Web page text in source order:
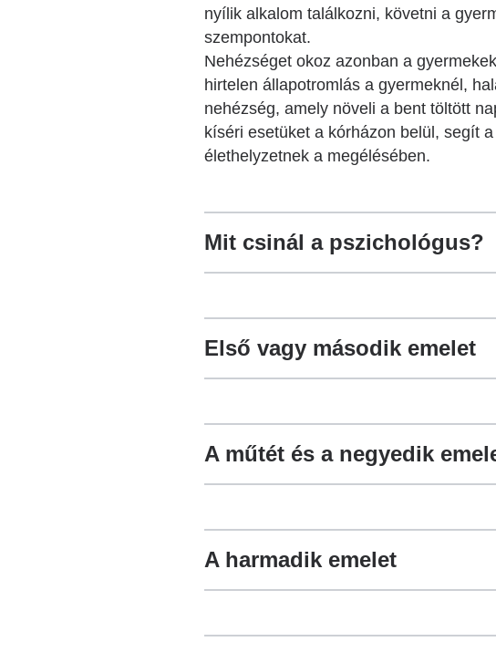
nyílik alkalom találkozni, követni a
szempontokat.
Nehézséget okoz azonban a
hirtelen állapotromlás a gyermeknél,
nehézség, amely növeli a bent töltött
kíséri esetüket a kórházon belül, segít
élethelyzetnek a megélésében.
Mit csinál a pszichológus?
Első vagy második emelet
A műtét és a negyedik
A harmadik emelet